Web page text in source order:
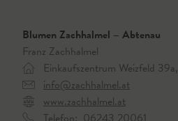
Blumen Zachhalmel – Abtenau
Franz Zachhalmel
Einkaufszentrum Weizfeld
info@zachhalmel.at
www.zachhalmel.at